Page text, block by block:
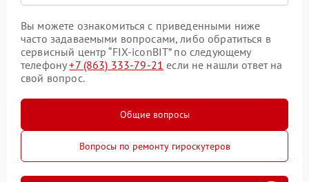
Вы можете ознакомиться с приведенными ниже
часто задаваемыми вопросами, либо обратиться в
сервисный центр “FIX-iconBIT” по следующему
телефону+7 (863) 333-79-21 если не нашли ответ на
свой вопрос.
Общие вопросы
Вопросы по ремонту гироскутеров